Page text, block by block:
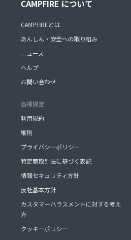
CAMPFIRE について
CAMPFIREとは
あんしん・安全への取り組み
ニュース
ヘルプ
お問い合わせ
各種規定
利用規約
細則
プライバシーポリシー
特定商取引法に基づく表記
情報セキュリティ方針
反社基本方針
カスタマーハラスメントに対する考え
方
クッキーポリシー